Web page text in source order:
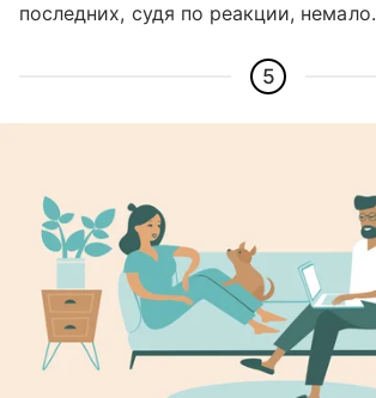
последних, судя по реакции, немало.
5